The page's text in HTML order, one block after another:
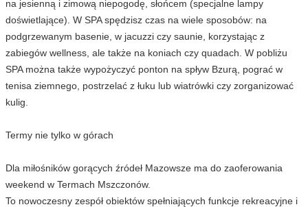
na jesienną i zimową niepogodę, słońcem (specjalne lampy
doświetlające). W SPA spędzisz czas na wiele sposobów: na
podgrzewanym basenie, w jacuzzi czy saunie, korzystając z
zabiegów wellness, ale także na koniach czy quadach. W pobliżu
SPA można także wypożyczyć ponton na spływ Bzurą, pograć w
tenisa ziemnego, postrzelać z łuku lub wiatrówki czy zorganizować
kulig.
Termy nie tylko w górach
Dla miłośników gorących źródeł Mazowsze ma do zaoferowania
weekend w Termach Mszczonów.
To nowoczesny zespół obiektów spełniających funkcje rekreacyjne i